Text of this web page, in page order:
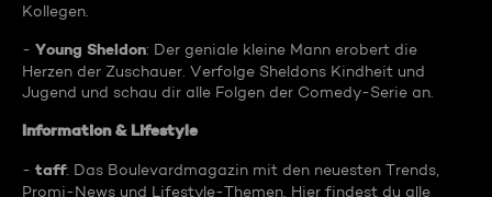
Kollegen.
- Young Sheldon: Der geniale kleine Mann erobert die
Herzen der Zuschauer. Verfolge Sheldons Kindheit und
Jugend und schau dir alle Folgen der Comedy-Serie an.
Information & Lifestyle
- taff: Das Boulevardmagazin mit den neuesten Trends,
Promi-News und Lifestyle-Themen. Hier findest du alle